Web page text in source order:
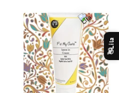
👋
Lila